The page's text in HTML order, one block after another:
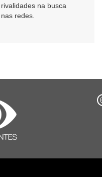
na busca
redes.